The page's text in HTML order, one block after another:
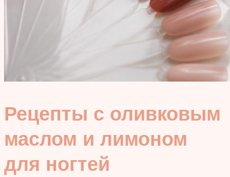
Рецепты с оливковым
маслом и лимоном
для ногтей